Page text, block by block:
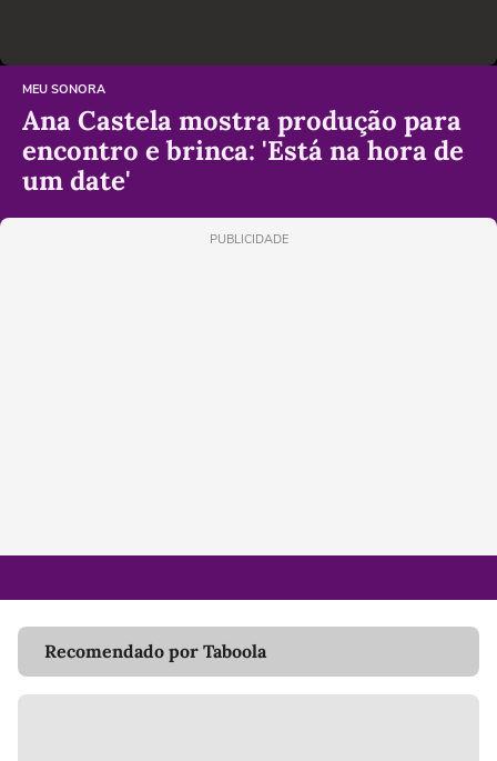
MEU SONORA
Ana Castela mostra produção para
encontro e brinca: 'Está na hora de
um date'
PUBLICIDADE
Recomendado por Taboola